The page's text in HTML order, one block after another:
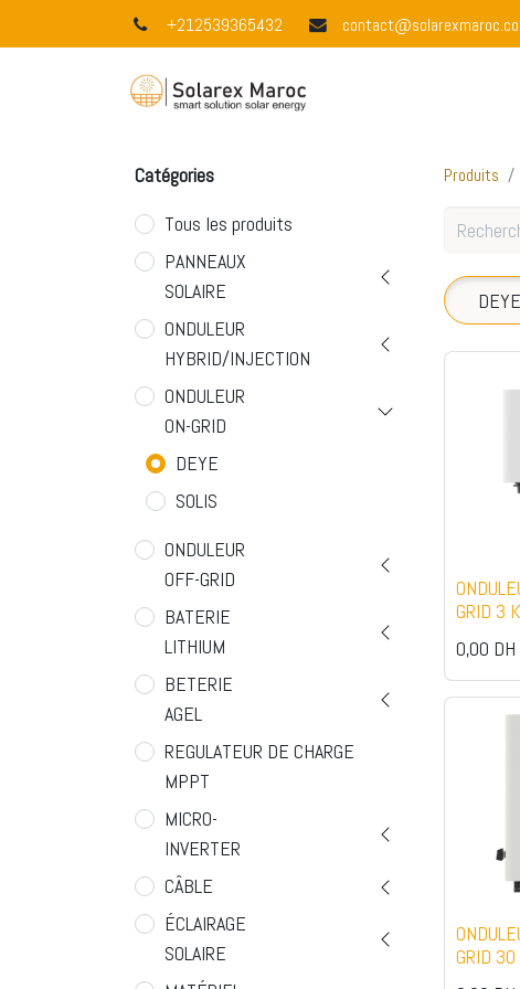
+212539365432
Catégories
Tous les produits
PANNEAUX
SOLAIRE
ONDULEUR
HYBRID/INJECTION
ONDULEUR
ON-GRID
DEYE
SOLIS
ONDULEUR
OFF-GRID
BATERIE
LITHIUM
BETERIE
AGEL
REGULATEUR DE CHARGE
MPPT
MICRO-
INVERTER
CÂBLE
ÉCLAIRAGE
SOLAIRE
Produits
DEYE
GRID 3
0,00 DH
GRID
Solarex Maroc, entreprise pionnière de
l’énergie solaire fondée en 2018, vise
à promouvoir un mode de vie durable
et respectueux de l’environnement.